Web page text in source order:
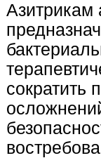
Азитрикам
сократить